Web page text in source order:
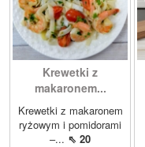
Krewetki z
makaronem...
Krewetki z makaronem
ryżowym i pomidorami
–... ⇖ 20